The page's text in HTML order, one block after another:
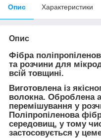
Опис Характеристики
Опис
Фібра
та розчини для
всій товщині.
Виготовлена ​​із
волокна. Оброблена
перемішування у
Поліпропіленова
середовищ, у тому
застосовується у